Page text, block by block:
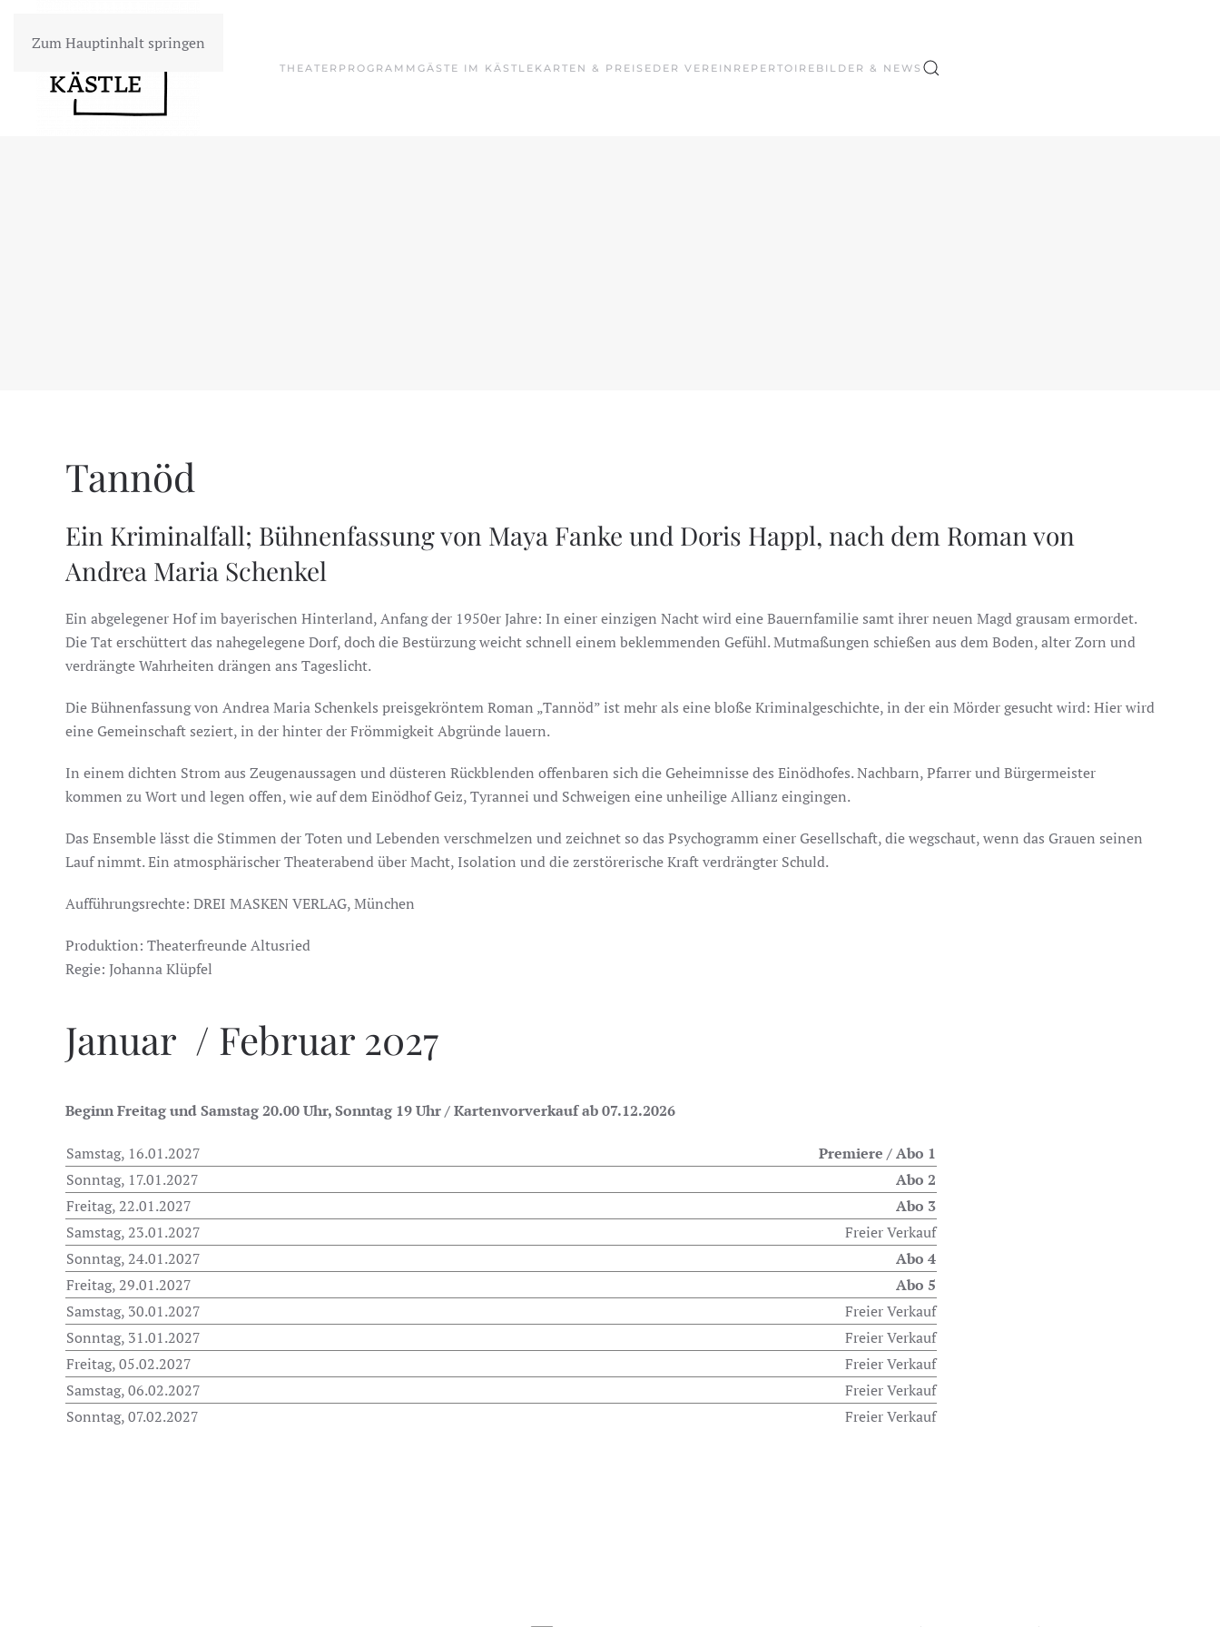
Zum Hauptinhalt springen
THEATERPROGRAMM GÄSTE IM KÄSTLE KARTEN & PREISE DER VEREIN REPERTOIRE BILDER & NEWS
Tannöd
Ein Kriminalfall; Bühnenfassung von Maya Fanke und Doris Happl, nach dem Roman von
Andrea Maria Schenkel
Ein abgelegener Hof im bayerischen Hinterland, Anfang der 1950er Jahre: In einer einzigen Nacht wird eine Bauernfamilie samt ihrer neuen Magd grausam ermordet.
Die Tat erschüttert das nahegelegene Dorf, doch die Bestürzung weicht schnell einem beklemmenden Gefühl. Mutmaßungen schießen aus dem Boden, alter Zorn und
verdrängte Wahrheiten drängen ans Tageslicht.
Die Bühnenfassung von Andrea Maria Schenkels preisgekröntem Roman „Tannöd” ist mehr als eine bloße Kriminalgeschichte, in der ein Mörder gesucht wird: Hier wird
eine Gemeinschaft seziert, in der hinter der Frömmigkeit Abgründe lauern.
In einem dichten Strom aus Zeugenaussagen und düsteren Rückblenden offenbaren sich die Geheimnisse des Einödhofes. Nachbarn, Pfarrer und Bürgermeister
kommen zu Wort und legen offen, wie auf dem Einödhof Geiz, Tyrannei und Schweigen eine unheilige Allianz eingingen.
Das Ensemble lässt die Stimmen der Toten und Lebenden verschmelzen und zeichnet so das Psychogramm einer Gesellschaft, die wegschaut, wenn das Grauen seinen
Lauf nimmt. Ein atmosphärischer Theaterabend über Macht, Isolation und die zerstörerische Kraft verdrängter Schuld.
Aufführungsrechte: DREI MASKEN VERLAG, München
Produktion: Theaterfreunde Altusried
Regie: Johanna Klüpfel
Januar / Februar 2027
Beginn Freitag und Samstag 20.00 Uhr, Sonntag 19 Uhr / Kartenvorverkauf ab 07.12.2026
Samstag, 16.01.2027
Premiere / Abo 1
Sonntag, 17.01.2027
Abo 2
Freitag, 22.01.2027
Abo 3
Samstag, 23.01.2027
Freier Verkauf
Sonntag, 24.01.2027
Abo 4
Freitag, 29.01.2027
Abo 5
Samstag, 30.01.2027
Freier Verkauf
Sonntag, 31.01.2027
Freier Verkauf
Freitag, 05.02.2027
Freier Verkauf
Samstag, 06.02.2027
Freier Verkauf
Sonntag, 07.02.2027
Freier Verkauf